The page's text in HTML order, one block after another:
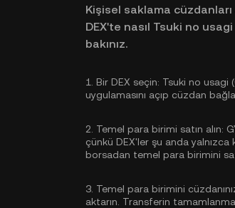
Kişisel saklama cüzdanları
DEX'te nasıl Tsuki no
bakınız.
1. Bir DEX seçin: Tsuki no usagi
uygulamasını açıp cüzdan
2. Temel para birimi satın alın:
çünkü DEX'ler şu anda
borsadan temel para birimini
3. Temel para birimini
aktarın. Transferin